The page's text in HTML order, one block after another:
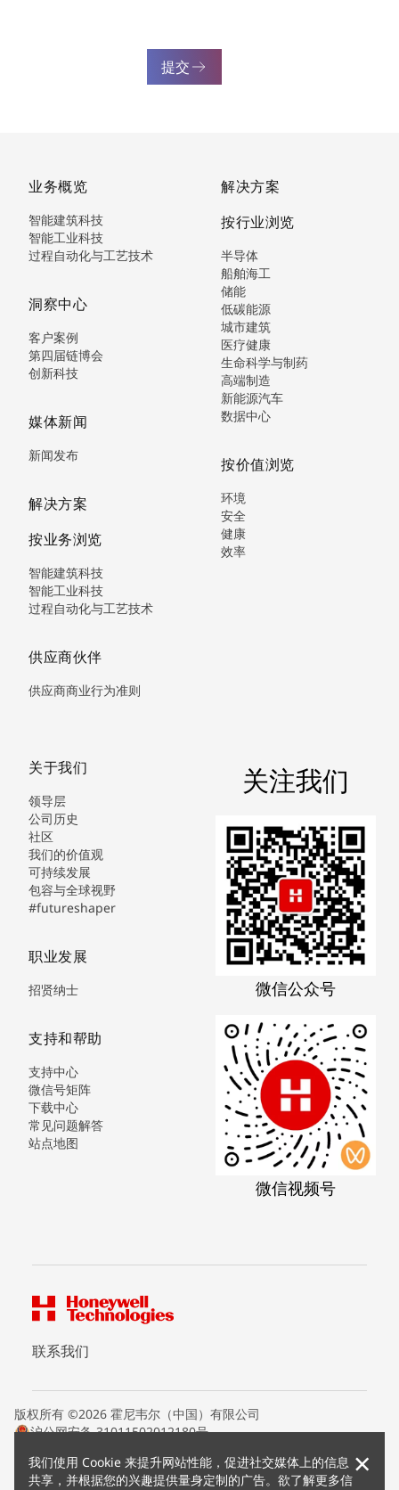
提交
我们使用 Cookie 来提升网站性能，促进社交媒体上的信息
共享，并根据您的兴趣提供量身定制的广告。欲了解更多信×
业务概览
智能建筑科技
智能工业科技
过程自动化与工艺技术
洞察中心
客户案例
第四届链博会
创新科技
媒体新闻
新闻发布
解决方案
按业务浏览
智能建筑科技
智能工业科技
过程自动化与工艺技术
供应商伙伴
供应商商业行为准则
解决方案
按行业浏览
半导体
船舶海工
储能
低碳能源
城市建筑
医疗健康
生命科学与制药
高端制造
新能源汽车
数据中心
按价值浏览
环境
安全
健康
效率
关于我们
领导层
公司历史
社区
我们的价值观
可持续发展
包容与全球视野
#futureshaper
职业发展
招贤纳士
支持和帮助
支持中心
微信号矩阵
下载中心
常见问题解答
站点地图
关注我们
微信公众号
微信视频号
联系我们
版权所有 ©2026 霍尼韦尔（中国）有限公司
沪公网安备 31011502012180号
条款条约
隐私声明